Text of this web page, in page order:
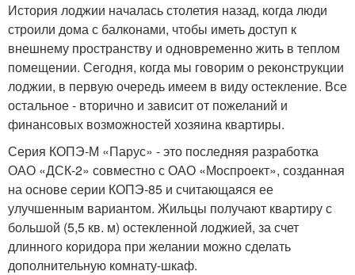
История лоджии началась столетия назад, когда люди
строили дома с балконами, чтобы иметь доступ к
внешнему пространству и одновременно жить в теплом
помещении. Сегодня, когда мы говорим о реконструкции
лоджии, в первую очередь имеем в виду остекление. Все
остальное - вторично и зависит от пожеланий и
финансовых возможностей хозяина квартиры.
Серия КОПЭ-М «Парус» - это последняя разработка
ОАО «ДСК-2» совместно с ОАО «Моспроект», созданная
на основе серии КОПЭ-85 и считающаяся ее
улучшенным вариантом. Жильцы получают квартиру с
большой (5,5 кв. м) остекленной лоджией, за счет
длинного коридора при желании можно сделать
дополнительную комнату-шкаф.